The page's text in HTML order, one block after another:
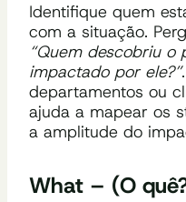
Identifique quem
com a situação.
“Quem descobriu o
impactado por ele?”
departamentos ou
ajuda a mapear os
a amplitude do
What – (O